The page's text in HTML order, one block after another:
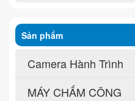
Sản phẩm
Camera Hành Trình
MÁY CHẤM CÔNG